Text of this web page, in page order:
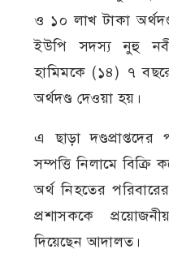
ও ১০ লাখ টাকা
ইউপি সদস্য নুহু
হামিমকে (১৪) ৭
অর্থদণ্ড দেওয়া হয়।
এ ছাড়া দণ্ডপ্রাপ্তদের
সম্পত্তি নিলামে
অর্থ নিহতের
প্রশাসককে
দিয়েছেন আদালত।